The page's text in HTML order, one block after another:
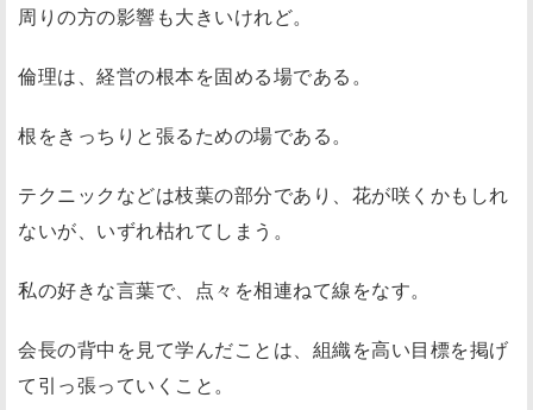
周りの方の影響も大きいけれど。
倫理は、経営の根本を固める場である。
根をきっちりと張るための場である。
テクニックなどは枝葉の部分であり、花が咲くかもしれ
ないが、いずれ枯れてしまう。
私の好きな言葉で、点々を相連ねて線をなす。
会長の背中を見て学んだことは、組織を高い目標を掲げ
て引っ張っていくこと。